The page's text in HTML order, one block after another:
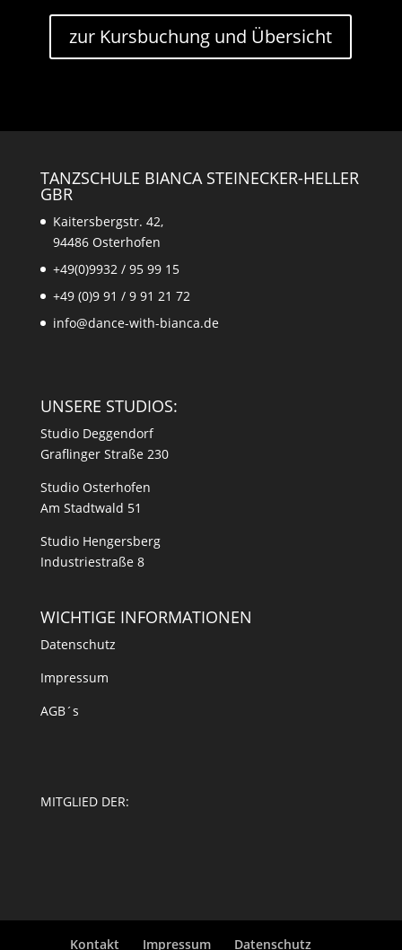
zur Kursbuchung und Übersicht
TANZSCHULE BIANCA STEINECKER-HELLER
GBR
Kaitersbergstr. 42,
94486 Osterhofen
+49(0)9932 / 95 99 15
+49 (0)9 91 / 9 91 21 72
info@dance-with-bianca.de
UNSERE STUDIOS:
Studio Deggendorf
Graflinger Straße 230
Studio Osterhofen
Am Stadtwald 51
Studio Hengersberg
Industriestraße 8
WICHTIGE INFORMATIONEN
Datenschutz
Impressum
AGB´s
MITGLIED DER:
Kontakt Impressum Datenschutz